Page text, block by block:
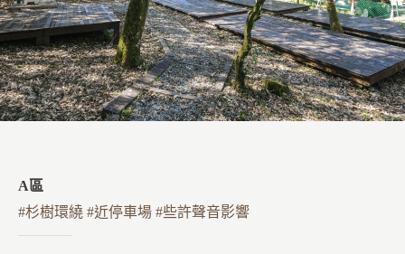
A區
#杉樹環繞 #近停車場 #些許聲音影響